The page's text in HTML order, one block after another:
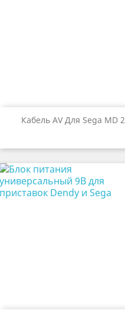
Кабель AV Для Sega MD 2
 Быстрый просмотр